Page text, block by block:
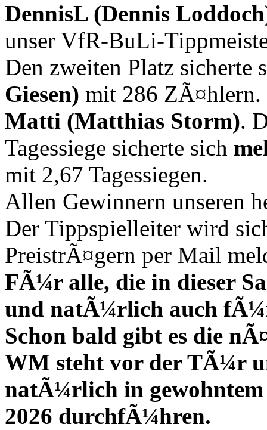
DennisL (Dennis
unser VfR-BuLi-
Den zweiten Platz sicherte
Giesen) mit 286
Matti (Matthias Storm).
Tagessiege sicherte sich
mit 2,67 Tagessiegen.
Allen Gewinnern unseren
Der Tippspielleiter wird
PreistrÃ¤gern per Mail
FÃ¼r alle, die in dieser
und natÃ¼rlich auch
Schon bald gibt es die
WM steht vor der TÃ¼r
natÃ¼rlich in
2026 durchfÃ¼hren.